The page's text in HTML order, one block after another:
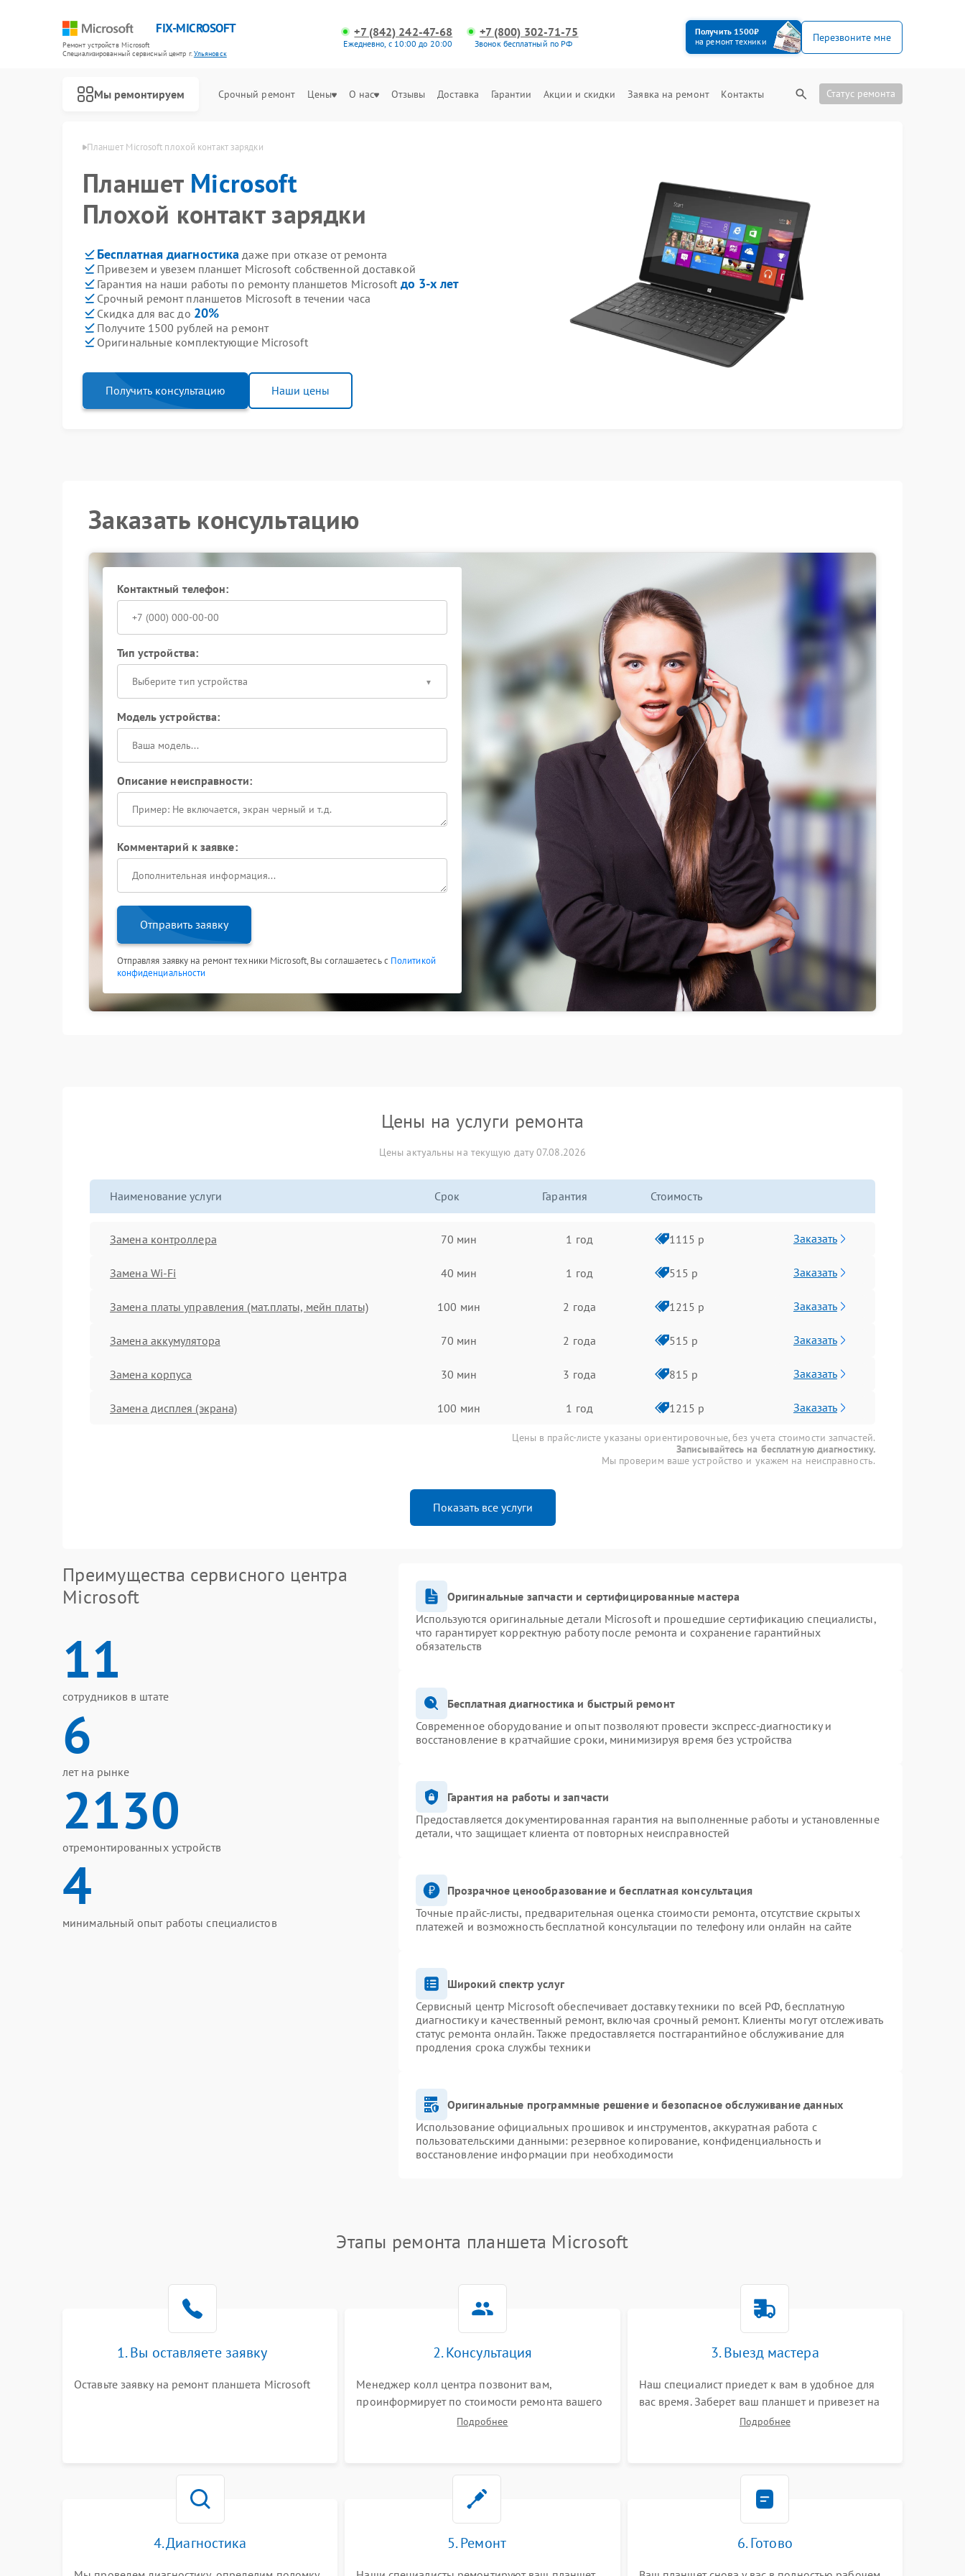
FIX-MICROSOFT
Ремонт устройств Microsoft
Специализированный cервисный центр г.Ульяновск
+7 (842) 242-47-68
Ежедневно, с 10:00 до 20:00
+7 (800) 302-71-75
Звонок бесплатный по РФ
Получить 1500₽
на ремонт техники
Перезвоните мне
Мы ремонтируем Срочный ремонт Цены О нас Отзывы Доставка Гарантии Акции и скидки Заявка на ремонт Контакты Статус ремонта
Планшет Microsoft плохой контакт зарядки
Планшет Microsoft
Плохой контакт зарядки
Бесплатная диагностика даже при отказе от ремонта
Привезем и увезем планшет Microsoft собственной доставкой
Гарантия на наши работы по ремонту планшетов Microsoft до 3-х лет
Срочный ремонт планшетов Microsoft в течении часа
Скидка для вас до 20%
Получите 1500 рублей на ремонт
Оригинальные комплектующие Microsoft
Получить консультацию Наши цены
Заказать консультацию
Контактный телефон:
Тип устройства:
Выберите тип устройства
Модель устройства:
Описание неисправности:
Комментарий к заявке:
Отправить заявку
Отправляя заявку на ремонт техники Microsoft, Вы соглашаетесь с Политикой
конфиденциальности
Цены на услуги ремонта
Цены актуальны на текущую дату 07.08.2026
Наименование услуги Срок Гарантия Стоимость
Замена контроллера 70 мин 1 год 1115 р Заказать
Замена Wi-Fi 40 мин 1 год 515 р Заказать
Замена платы управления (мат.платы, мейн платы) 100 мин 2 года 1215 р Заказать
Замена аккумулятора 70 мин 2 года 515 р Заказать
Замена корпуса 30 мин 3 года 815 р Заказать
Замена дисплея (экрана) 100 мин 1 год 1215 р Заказать
Цены в прайс-листе указаны ориентировочные, без учета стоимости запчастей.
Записывайтесь на бесплатную диагностику.
Мы проверим ваше устройство и укажем на неисправность.
Показать все услуги
Преимущества сервисного центра
Microsoft
11
сотрудников в штате
6
лет на рынке
2130
отремонтированных устройств
4
минимальный опыт работы специалистов
Оригинальные запчасти и сертифицированные мастера
Используются оригинальные детали Microsoft и прошедшие сертификацию специалисты,
что гарантирует корректную работу после ремонта и сохранение гарантийных
обязательств
Бесплатная диагностика и быстрый ремонт
Современное оборудование и опыт позволяют провести экспресс-диагностику и
восстановление в кратчайшие сроки, минимизируя время без устройства
Гарантия на работы и запчасти
Предоставляется документированная гарантия на выполненные работы и установленные
детали, что защищает клиента от повторных неисправностей
Прозрачное ценообразование и бесплатная консультация
Точные прайс-листы, предварительная оценка стоимости ремонта, отсутствие скрытых
платежей и возможность бесплатной консультации по телефону или онлайн на сайте
Широкий спектр услуг
Сервисный центр Microsoft обеспечивает доставку техники по всей РФ, бесплатную
диагностику и качественный ремонт, включая срочный ремонт. Клиенты могут отслеживать
статус ремонта онлайн. Также предоставляется постгарантийное обслуживание для
продления срока службы техники
Оригинальные программные решение и безопасное обслуживание данных
Использование официальных прошивок и инструментов, аккуратная работа с
пользовательскими данными: резервное копирование, конфиденциальность и
восстановление информации при необходимости
Этапы ремонта планшета Microsoft
1. Вы оставляете заявку
Оставьте заявку на ремонт планшета Microsoft
2. Консультация
Менеджер колл центра позвонит вам,
проинформирует по стоимости ремонта вашего
планшета а также ответит на все ваши вопросы.
Подробнее
3. Выезд мастера
Наш специалист приедет к вам в удобное для
вас время. Заберет ваш планшет и привезет на
склад для диагностики.Подробнее
4. Диагностика 5. Ремонт 6. Готово